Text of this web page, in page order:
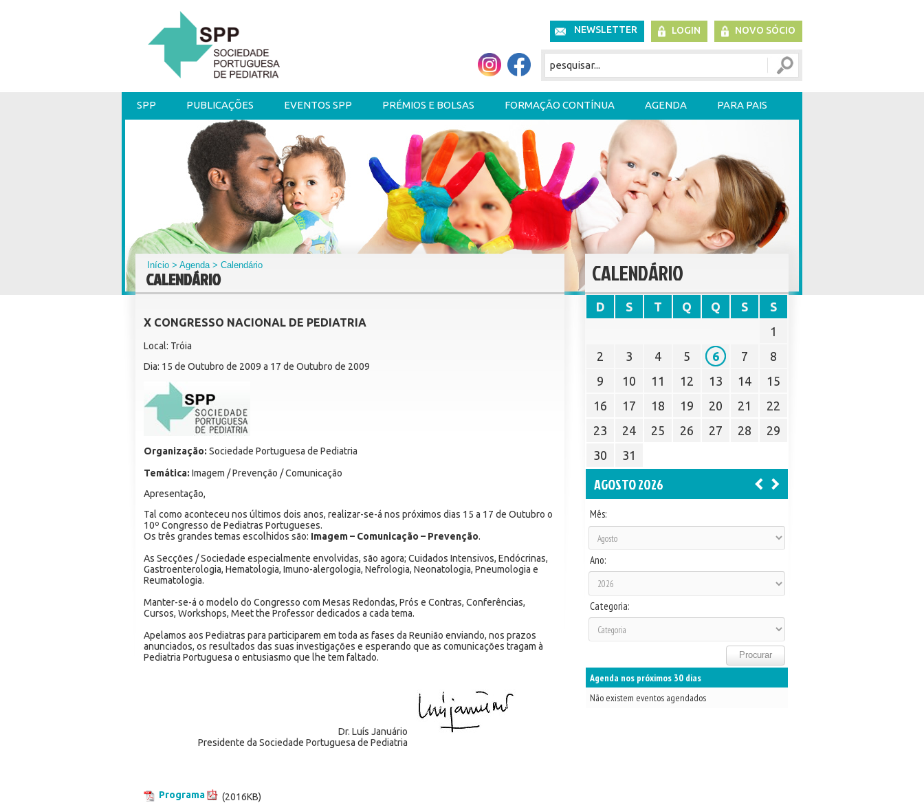
NEWSLETTER LOGIN NOVO SÓCIO
SPP PUBLICAÇÕES EVENTOS SPP PRÉMIOS E BOLSAS FORMAÇÃO CONTÍNUA AGENDA PARA PAIS
Início >Agenda> Calendário
CALENDÁRIO
X CONGRESSO NACIONAL DE PEDIATRIA
Local: Tróia
Dia: 15 de Outubro de 2009 a 17 de Outubro de 2009
Organização: Sociedade Portuguesa de Pediatria
Temática: Imagem / Prevenção / Comunicação
Apresentação,
Tal como aconteceu nos últimos dois anos, realizar-se-á nos próximos dias 15 a 17 de Outubro o
10º Congresso de Pediatras Portugueses.
Os três grandes temas escolhidos são: Imagem – Comunicação – Prevenção.
As Secções / Sociedade especialmente envolvidas, são agora; Cuidados Intensivos, Endócrinas,
Gastroenterologia, Hematologia, Imuno-alergologia, Nefrologia, Neonatologia, Pneumologia e
Reumatologia.
Manter-se-á o modelo do Congresso com Mesas Redondas, Prós e Contras, Conferências,
Cursos, Workshops, Meet the Professor dedicados a cada tema.
Apelamos aos Pediatras para participarem em toda as fases da Reunião enviando, nos prazos
anunciados, os resultados das suas investigações e esperando que as comunicações tragam à
Pediatria Portuguesa o entusiasmo que lhe tem faltado.
Dr. Luís Januário
Presidente da Sociedade Portuguesa de Pediatria
Programa
(2016KB)
CALENDÁRIO
D S T Q Q S
S
1
2
3 4 5 6 7
8
9
10 11 12 13 14
15
16
17 18 19 20 21
22
23
24 25 26 27 28
29
30
31
AGOSTO 2026
Mês:
Ano:
Categoria:
Agenda nos próximos 30 dias
Não existem eventos agendados